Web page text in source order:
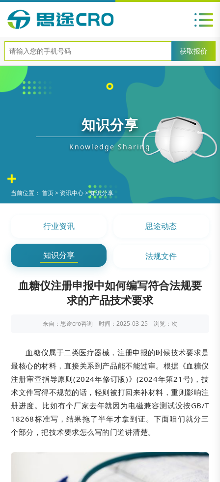
知识分享
Knowledge Sharing
当前位置：首页> 资讯中心>知识分享
行业资讯 思途动态
知识分享 法规文件
血糖仪注册申报中如何编写符合法规要
求的产品技术要求
来自：思途cro咨询 时间：2025-03-25 浏览： 次
血糖仪属于二类医疗器械，注册申报的时候技术要求是
最核心的材料，直接关系到产品能不能过审。根据《血糖仪
注册审查指导原则(2024年修订版)》(2024年第21号)，技
术文件写得不规范的话，轻则被打回来补材料，重则影响注
册进度。比如有个厂家去年就因为电磁兼容测试没按GB/T
18268标准写，结果拖了半年才拿到证。下面咱们就分三
个部分，把技术要求怎么写的门道讲清楚。